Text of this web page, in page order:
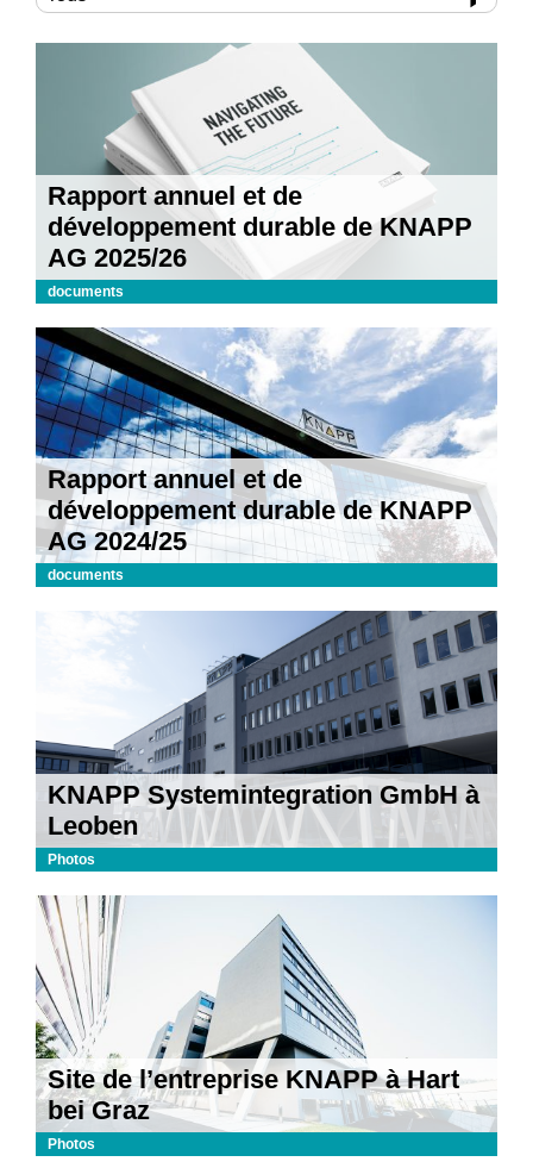
Rapport annuel et de
développement durable de KNAPP
AG 2025/26
documents
Rapport annuel et de
développement durable de KNAPP
AG 2024/25
documents
KNAPP Systemintegration GmbH à
Leoben
Photos
Site de l’entreprise KNAPP à Hart
bei Graz
Photos